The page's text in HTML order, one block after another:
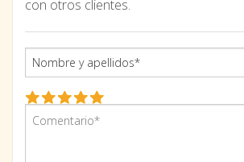
con otros clientes.